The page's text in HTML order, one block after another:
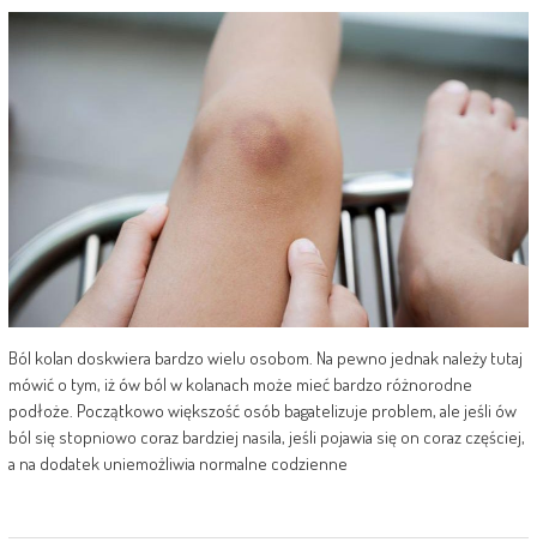
Ból kolan doskwiera bardzo wielu osobom. Na pewno jednak należy tutaj
mówić o tym, iż ów ból w kolanach może mieć bardzo różnorodne
podłoże. Początkowo większość osób bagatelizuje problem, ale jeśli ów
ból się stopniowo coraz bardziej nasila, jeśli pojawia się on coraz częściej,
a na dodatek uniemożliwia normalne codzienne